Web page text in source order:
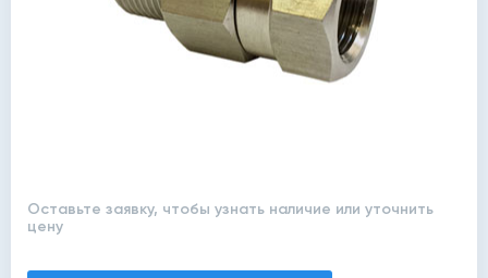
Оставьте заявку, чтобы узнать наличие или уточнить
цену